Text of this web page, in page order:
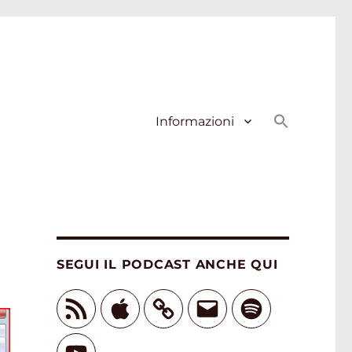
Informazioni
SEGUI IL PODCAST ANCHE QUI
Feed
RSS
Apple Email Spotify
YouTube